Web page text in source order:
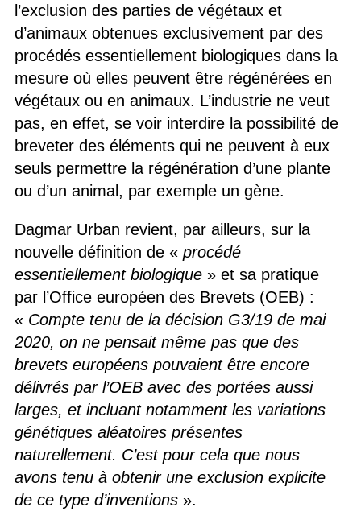
l’exclusion des parties de végétaux et
d’animaux obtenues exclusivement par des
procédés essentiellement biologiques dans la
mesure où elles peuvent être régénérées en
végétaux ou en animaux. L’industrie ne veut
pas, en effet, se voir interdire la possibilité de
breveter des éléments qui ne peuvent à eux
seuls permettre la régénération d’une plante
ou d’un animal, par exemple un gène.
Dagmar Urban revient, par ailleurs, sur la
nouvelle définition de « procédé
essentiellement biologique» et sa pratique
par l’Office européen des Brevets (OEB) :
« Compte tenu de la décision G3/19 de mai
2020, on ne pensait même pas que des
brevets européens pouvaient être encore
délivrés par l’OEB avec des portées aussi
larges, et incluant notamment les variations
génétiques aléatoires présentes
naturellement. C’est pour cela que nous
avons tenu à obtenir une exclusion explicite
de ce type d’inventions».